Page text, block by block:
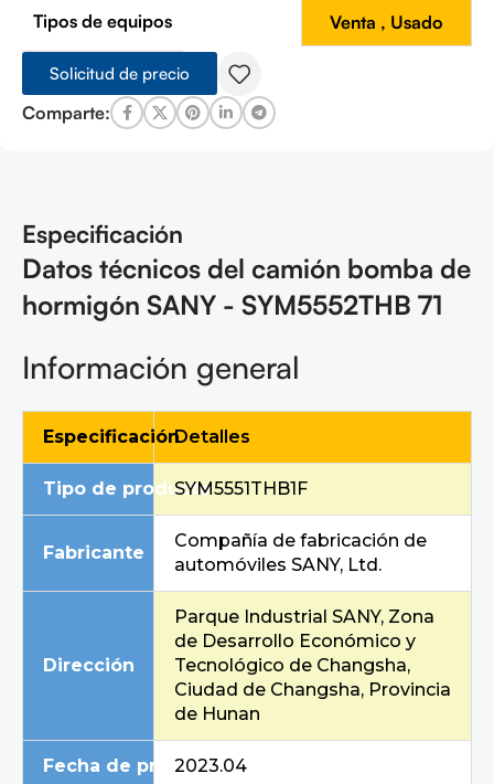
Tipos de equipos Venta , Usado
Solicitud de precio
Comparte:
Especificación
Datos técnicos del camión bomba de
hormigón SANY - SYM5552THB 71
Información general
EspecificaciónDetalles
Tipo de productoSYM5551THB1F
Fabricante
Compañía de fabricación de
automóviles SANY, Ltd.
Dirección
Parque Industrial SANY, Zona
de Desarrollo Económico y
Tecnológico de Changsha,
Ciudad de Changsha, Provincia
de Hunan
Fecha de producción
2023.04